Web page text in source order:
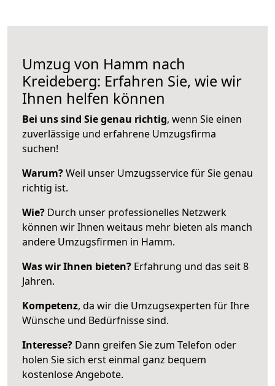
Umzug von Hamm nach
Kreideberg: Erfahren Sie, wie wir
Ihnen helfen können
Bei uns sind Sie genau richtig, wenn Sie einen
zuverlässige und erfahrene Umzugsfirma
suchen!
Warum?Weil unser Umzugsservice für Sie genau
richtig ist.
Wie? Durch unser professionelles Netzwerk
können wir Ihnen weitaus mehr bieten als manch
andere Umzugsfirmen in Hamm.
Was wir Ihnen bieten? Erfahrung und das seit 8
Jahren.
Kompetenz, da wir die Umzugsexperten für Ihre
Wünsche und Bedürfnisse sind.
Interesse? Dann greifen Sie zum Telefon oder
holen Sie sich erst einmal ganz bequem
kostenlose Angebote.